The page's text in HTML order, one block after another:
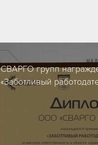
СВАРГО групп
«Заботливый